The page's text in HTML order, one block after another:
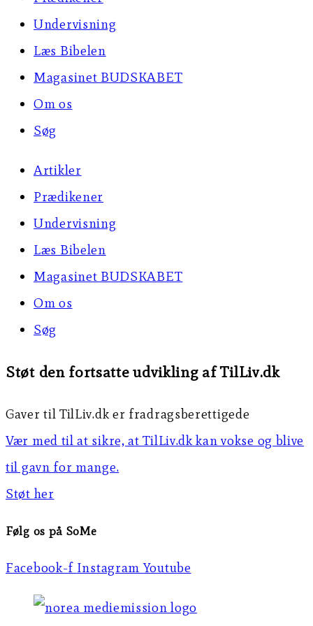
Undervisning
Læs Bibelen
Magasinet BUDSKABET
Om os
Søg
Artikler
Prædikener
Undervisning
Læs Bibelen
Magasinet BUDSKABET
Om os
Søg
Støt den fortsatte udvikling af TilLiv.dk
Gaver til TilLiv.dk er fradragsberettigede
Vær med til at sikre, at TilLiv.dk kan vokse og blive
til gavn for mange.
Støt her
Følg os på SoMe
Facebook-f Instagram Youtube